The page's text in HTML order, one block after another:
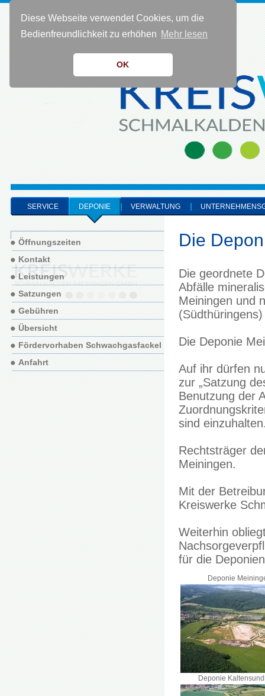
Diese Webseite verwendet Cookies, um die
Bedienfreundlichkeit zu erhöhen Mehr lesen
OK
KONTAKT 0 36 83 - 40 91 0
SERVICE DEPONIE VERWALTUNG
Die
Die geordnete
Abfälle
Meiningen und
Die Deponie
Auf ihr dürfen
zur „Satzung
Benutzung der
sind
Rechtsträger
Meiningen.
Mit der
Kreiswerke
Weiterhin
für die
Deponie
Deponie
Öffnungszeiten
Kontakt
Leistungen
Satzungen
Gebühren
Übersicht
Fördervorhaben Schwachgasfackel
Anfahrt